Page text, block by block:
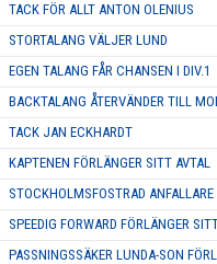
TACK FÖR ALLT ANTON OLENIUS
STORTALANG VÄLJER LUND
EGEN TALANG FÅR CHANSEN I DIV.1
BACKTALANG ÅTERVÄNDER TILL
TACK JAN ECKHARDT
KAPTENEN FÖRLÄNGER SITT AVTAL
STOCKHOLMSFOSTRAD ANFALLARE
SPEEDIG FORWARD FÖRLÄNGER
PASSNINGSSÄKER LUNDA-SON